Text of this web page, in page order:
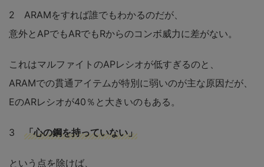
2 ARAMをすれば誰でもわかるのだが、
意外とAPでもARでもRからのコンボ威力に差がない。
これはマルファイトのAPレシオが低すぎるのと、
ARAMでの貫通アイテムが特別に弱いのが主な原因だが、
EのARレシオが40％と大きいのもある。
3 「心の鋼を持っていない」
という点を除けば、